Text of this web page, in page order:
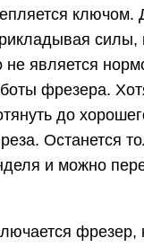
ключом.
силы,
не является
фрезера.
до
Останется
и можно
фрезер,